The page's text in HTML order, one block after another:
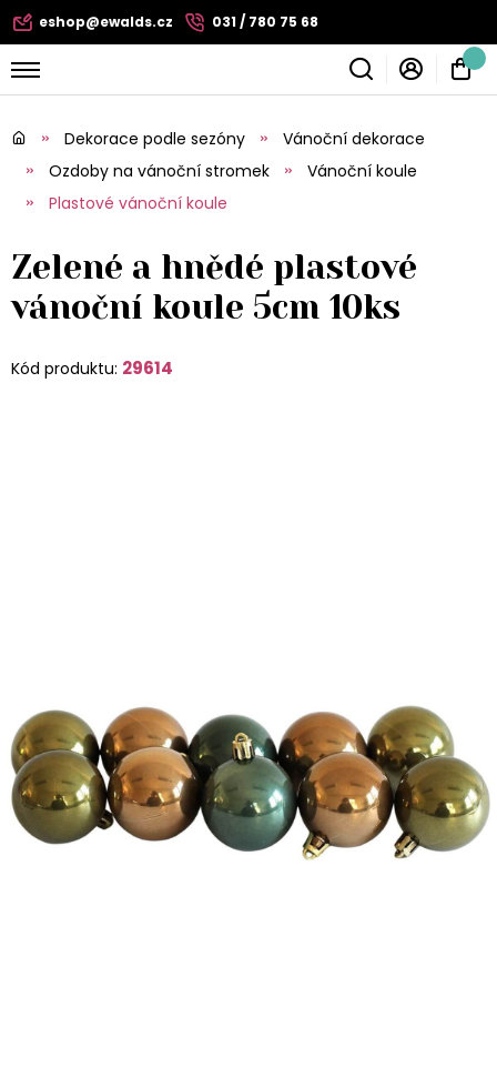
eshop@ewalds.cz 031 / 780 75 68
Dekorace podle sezóny
Vánoční dekorace
Ozdoby na vánoční stromek
Vánoční koule
Plastové vánoční koule
Zelené a hnědé plastové
vánoční koule 5cm 10ks
Kód produktu: 29614